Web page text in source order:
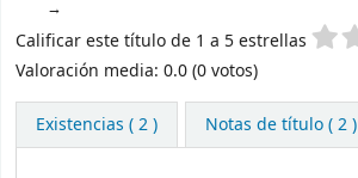
Valoración
Calificar este título de 1 a 5 estrellas
Valoración media: 0.0 (0 votos)
Existencias ( 2 ) Notas de título ( 2 )